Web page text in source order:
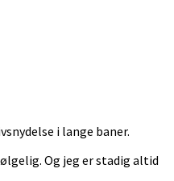
i lange baner.
Og jeg er stadig altid